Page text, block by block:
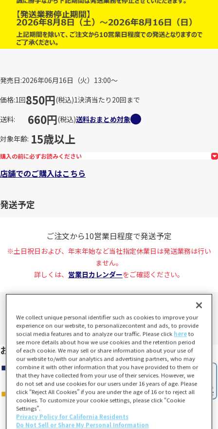
発売日 2026年06月16日（火）13:00～
価格 1回850円(税込)1決済当たり20回まで
送料
660円(税込)送料おまとめ対象
対象年齢 15歳以上
購入の前に必ずお読みください
店舗でのご購入はこちら
発送予定
ご注文から10営業日程度で発送予定
※土日祝日および、年末年始など当社指定休業日は発送業務は行い
ません。
詳しくは、 営業日カレンダーをご確認ください。
お支払い方法
We collect unique personal identifier such as cookies to improve your
experience on our website, to personalizecontent and ads, to provide
social media features and to analyze our traffic. Please click hereto
see more details about how we use cookies and the retention period
of each cookie. We may sell or share information about your use of
our website to/with our analytics and advertising partners, who may
combine it with other information that you have provided to them or
that they have collected from your use of their services. However, we
do not set and use cookies for our users under 16 years of age. Please
click “Reject All Cookies” if you are under the age of 16 or to reject all
cookies. To customize your cookie settings, please click “Cookie
Settings”.
Privacy Policy for California Residents
Do Not Sell or Share My Personal Information